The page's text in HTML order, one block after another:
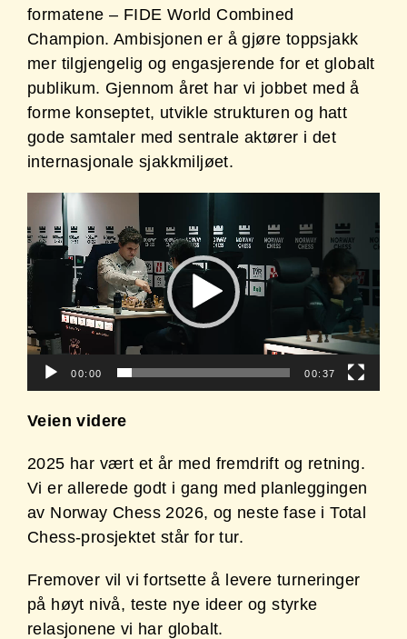
formatene – FIDE World Combined
Champion. Ambisjonen er å gjøre toppsjakk
mer tilgjengelig og engasjerende for et globalt
publikum. Gjennom året har vi jobbet med å
forme konseptet, utvikle strukturen og hatt
gode samtaler med sentrale aktører i det
internasjonale sjakkmiljøet.
i
d
e
o
a
v
s
l
e
r
00:00 00:37
Veien videre
2025 har vært et år med fremdrift og retning.
Vi er allerede godt i gang med planleggingen
av Norway Chess 2026, og neste fase i Total
Chess-prosjektet står for tur.
Fremover vil vi fortsette å levere turneringer
på høyt nivå, teste nye ideer og styrke
relasjonene vi har globalt.